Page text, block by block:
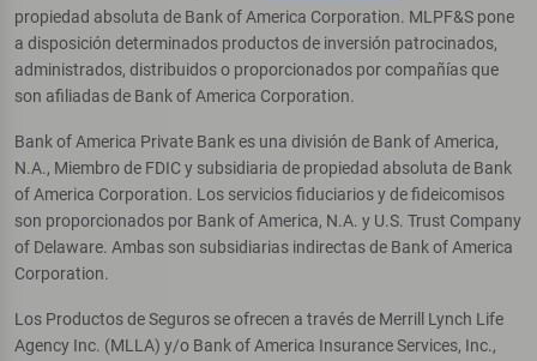
propiedad absoluta de Bank of America Corporation. MLPF&S pone
a disposición determinados productos de inversión patrocinados,
administrados, distribuidos o proporcionados por compañías que
son afiliadas de Bank of America Corporation.
Bank of America Private Bank es una división de Bank of America,
N.A., Miembro de FDIC y subsidiaria de propiedad absoluta de Bank
of America Corporation. Los servicios fiduciarios y de fideicomisos
son proporcionados por Bank of America, N.A. y U.S. Trust Company
of Delaware. Ambas son subsidiarias indirectas de Bank of America
Corporation.
Los Productos de Seguros se ofrecen a través de Merrill Lynch Life
Agency Inc. (MLLA) y/o Bank of America Insurance Services, Inc.,